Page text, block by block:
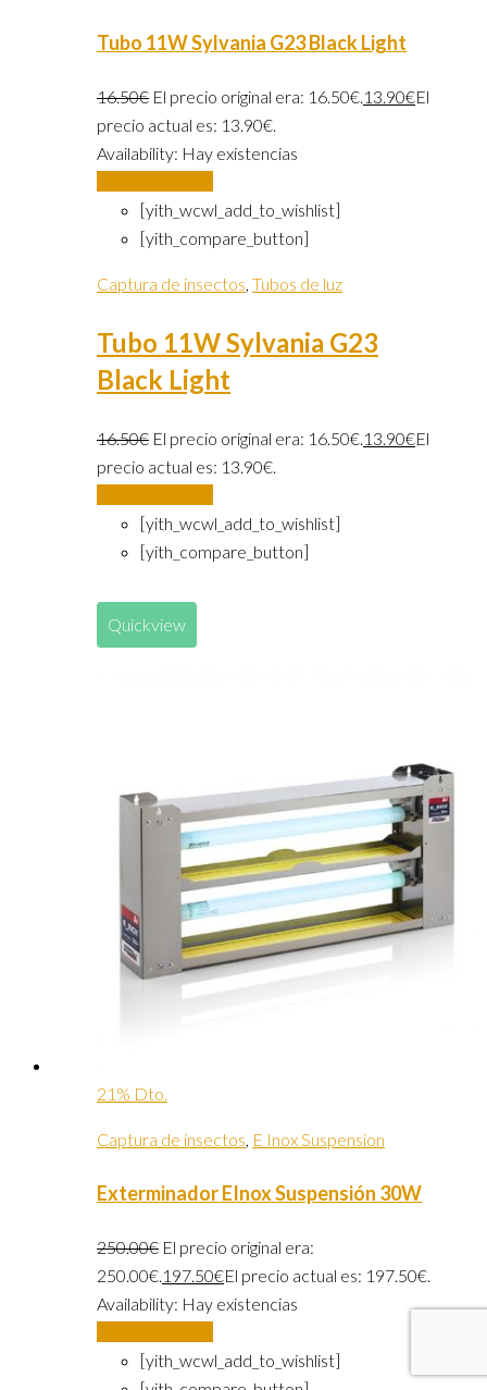
Tubo 11W Sylvania G23 Black Light
16.50€ El precio original era: 16.50€.13.90€El
precio actual es: 13.90€.
Availability: Hay existencias
[yith_wcwl_add_to_wishlist]
[yith_compare_button]
Captura de insectos, Tubos de luz
Tubo 11W Sylvania G23
Black Light
16.50€ El precio original era: 16.50€.13.90€El
precio actual es: 13.90€.
[yith_wcwl_add_to_wishlist]
[yith_compare_button]
Quickview
21% Dto.
Captura de insectos, E Inox Suspension
Exterminador EInox Suspensión 30W
250.00€ El precio original era:
250.00€.197.50€El precio actual es: 197.50€.
Availability: Hay existencias
[yith_wcwl_add_to_wishlist]